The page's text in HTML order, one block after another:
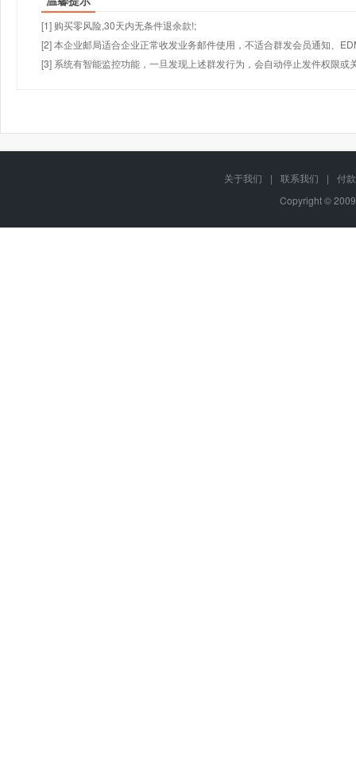
[1] 购买零风险,30天内无条件退余款!;
[2] 本企业邮局适合企业正常收发业务邮件使用，不适合群发会员通知、
[3] 系统有智能监控功能，一旦发现上述群发行为，会自动停止发件权限或
关于我们 | 联系我们 |
付
Copyright ©